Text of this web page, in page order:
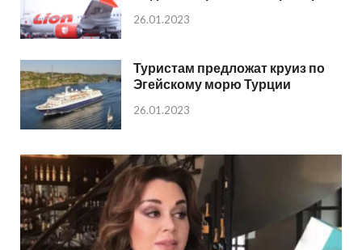
26.01.2023
Туристам предложат круиз по
Эгейскому морю Турции
26.01.2023